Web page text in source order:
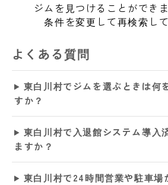
ジムを見つけることができ
条件を変更して再検索し
よくある質問
東白川村でジムを選ぶときは何
すか？
東白川村で入退館システム導入
ますか？
東白川村で24時間営業や駐車場